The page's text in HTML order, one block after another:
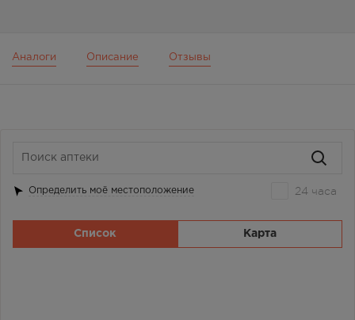
Аналоги Описание Отзывы
Определить моё местоположение 24 часа
Список Карта